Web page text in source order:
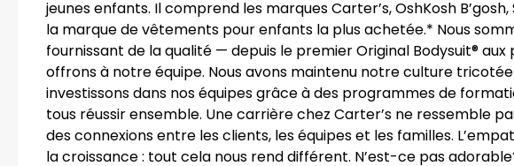
jeunes enfants. Il comprend les marques Carter’s, OshKosh
la marque de vêtements pour enfants la plus achetée.* Nous
fournissant de la qualité — depuis le premier Original Bodysuit®
offrons à notre équipe. Nous avons maintenu notre culture
investissons dans nos équipes grâce à des programmes de
tous réussir ensemble. Une carrière chez Carter’s ne ressemble
des connexions entre les clients, les équipes et les familles.
la croissance : tout cela nous rend différent. N’est-ce pas